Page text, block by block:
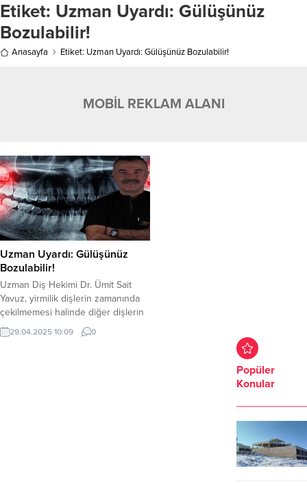
Etiket: Uzman Uyardı: Gülüşünüz
Bozulabilir!
Anasayfa Etiket: Uzman Uyardı: Gülüşünüz Bozulabilir!
MOBİL REKLAM ALANI
Uzman Uyardı: Gülüşünüz
Bozulabilir!
Uzman Diş Hekimi Dr. Ümit Sait
Yavuz, yirmilik dişlerin zamanında
çekilmemesi halinde diğer dişlerin
formunu bozabileceği ve gülüş
estetiğini olumsuz etkileyebileceği
29.04.2025 10:09 0
Popüler
Konular